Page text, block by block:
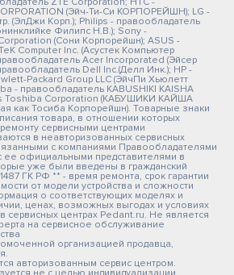
(Эйч-Ти-Си КОРПОРЕЙШН); LG -
(ЭлДжи Корп.); Philips - правообладатель
Филипс Н.В.); Sony -
(Сони Корпорейшн); ASUS -
Computer Inc. (Асустек Компьютер
Acer Incorporated (Эйсер
Dell Inc.(Делл Инк.); HP -
Packard Group LLC (ЭйчПи Хьюлетт
- правообладатель KABUSHIKI KAISHA
Toshiba Corporation (КАБУШИКИ КАЙША
как Тосиба Корпорейшн). Товарные знаки
товара, в отношении которых
сервисными центрами
в неавторизованных сервисных
с компаниями Правообладателями
ее официальными представителями в
уже были введены в гражданский
ГК РФ ** - время ремонта, срок гарантии
от модели устройства и сложности
о соответствующих моделях и
ценах, возможных выгодах и условиях
сервисных центрах Pedant.ru. Не является
на сервисное обслуживание
организацией продавца,
авторизованным сервис центром.